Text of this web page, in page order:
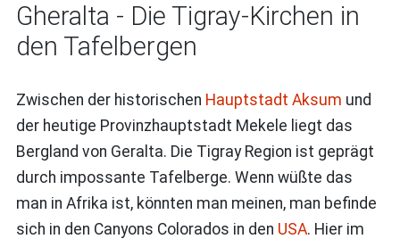
Gheralta - Die Tigray-Kirchen in
den Tafelbergen
Zwischen der historischen Hauptstadt Aksum und
der heutige Provinzhauptstadt Mekele liegt das
Bergland von Geralta. Die Tigray Region ist geprägt
durch impossante Tafelberge. Wenn wüßte das
man in Afrika ist, könnten man meinen, man befinde
sich in den Canyons Colorados in den USA. Hier im